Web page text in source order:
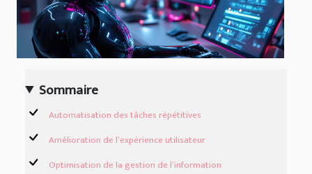
Sommaire
Automatisation des tâches répétitives
Amélioration de l’expérience utilisateur
Optimisation de la gestion de l’information